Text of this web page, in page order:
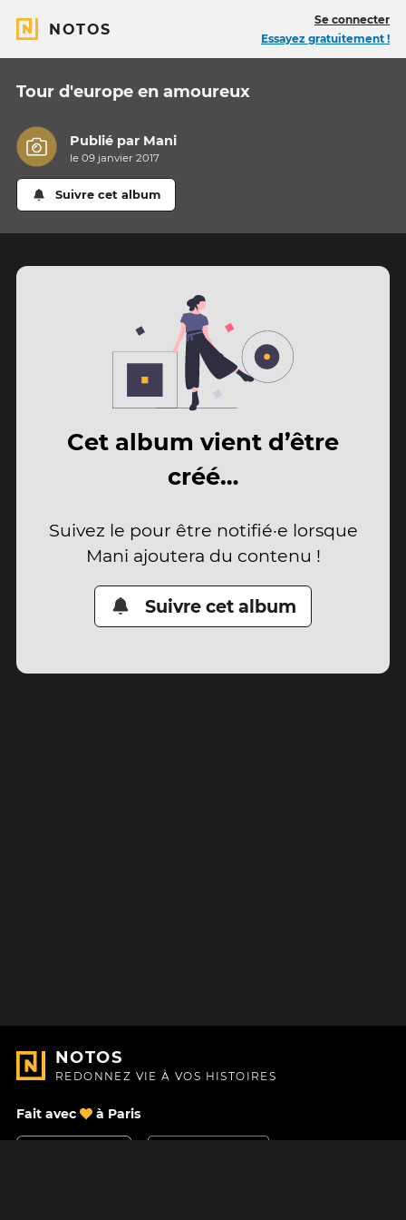
NOTOS
Se connecter
Essayez gratuitement !
Tour d'europe en amoureux
Publié par Mani
le 09 janvier 2017
Suivre cet album
Cet album vient d’être
créé…
Suivez le pour être notifié·e lorsque
Mani ajoutera du contenu !
Suivre cet album
NOTOS
REDONNEZ VIE À VOS HISTOIRES
Fait avec à Paris